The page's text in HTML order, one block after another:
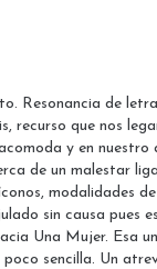
Resonancia de
recurso que nos
y en nuestro
de un malestar
modalidades
sin causa pues
Una Mujer. Esa
sencilla. Un